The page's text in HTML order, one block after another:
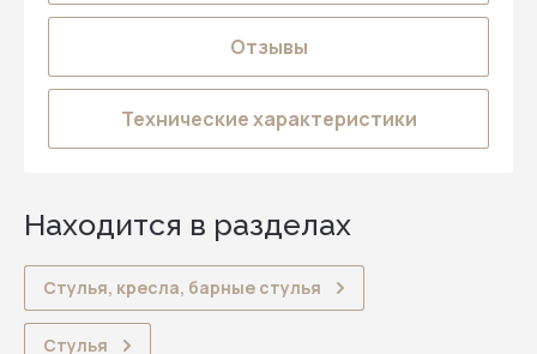
Отзывы
Технические характеристики
Находится в разделах
Стулья, кресла, барные стулья
Стулья